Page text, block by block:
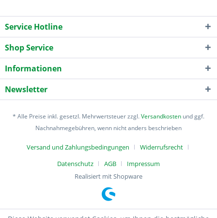
Service Hotline
Shop Service
Informationen
Newsletter
* Alle Preise inkl. gesetzl. Mehrwertsteuer zzgl.Versandkosten und ggf.
Nachnahmegebühren, wenn nicht anders beschrieben
Versand und Zahlungsbedingungen
Widerrufsrecht
Datenschutz
AGB
Impressum
Realisiert mit Shopware